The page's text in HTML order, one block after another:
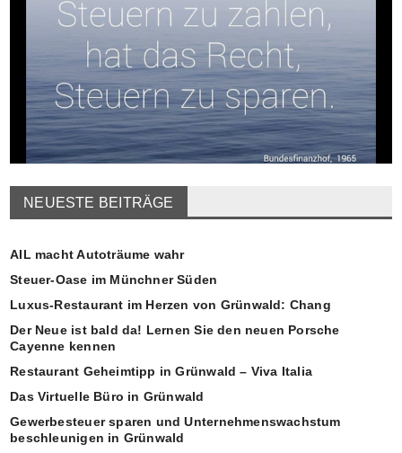
NEUESTE BEITRÄGE
AIL macht Autoträume wahr
Steuer-Oase im Münchner Süden
Luxus-Restaurant im Herzen von Grünwald: Chang
Der Neue ist bald da! Lernen Sie den neuen Porsche
Cayenne kennen
Restaurant Geheimtipp in Grünwald – Viva Italia
Das Virtuelle Büro in Grünwald
Gewerbesteuer sparen und Unternehmenswachstum
beschleunigen in Grünwald